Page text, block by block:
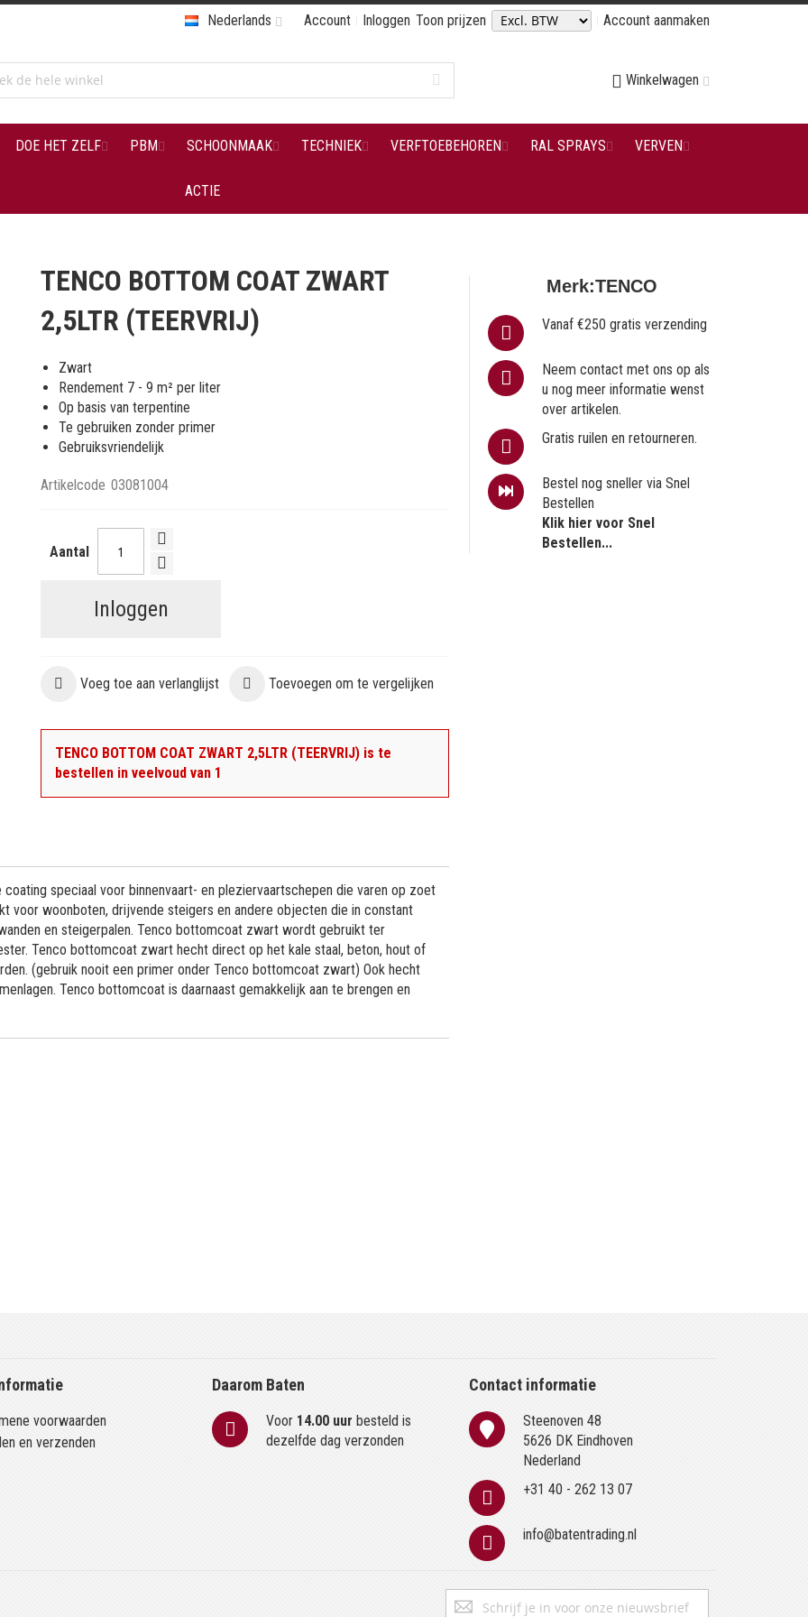
Account Inloggen Toon prijzen Account aanmaken
Nederlands
Winkelwagen
DOE HET ZELF PBM SCHOONMAAK TECHNIEK VERFTOEBEHOREN RAL SPRAYS VERVEN
ACTIE
TENCO BOTTOM COAT ZWART
2,5LTR (TEERVRIJ)
Zwart
Rendement 7 - 9 m² per liter
Op basis van terpentine
Te gebruiken zonder primer
Gebruiksvriendelijk
Artikelcode 03081004
Aantal
Inloggen
Voeg toe aan verlanglijst Toevoegen om te vergelijken
TENCO BOTTOM COAT ZWART 2,5LTR (TEERVRIJ) is te
bestellen in veelvoud van 1
Merk:TENCO
Vanaf €250 gratis verzending
Neem contact met ons op als
u nog meer informatie wenst
over artikelen.
Gratis ruilen en retourneren.
Bestel nog sneller via Snel
Bestellen
Klik hier voor Snel
Bestellen...
speciaal voor binnenvaart- en pleziervaartschepen die varen op zoet
voor woonboten, drijvende steigers en andere objecten die in constant
en steigerpalen. Tenco bottomcoat zwart wordt gebruikt ter
Tenco bottomcoat zwart hecht direct op het kale staal, beton, hout of
(gebruik nooit een primer onder Tenco bottomcoat zwart) Ook hecht
Tenco bottomcoat is daarnaast gemakkelijk aan te brengen en
voorwaarden
en verzenden
Daarom Baten
Voor 14.00 uur besteld is
dezelfde dag verzonden
Contact informatie
Steenoven 48
5626 DK Eindhoven
Nederland
+31 40 - 262 13 07
info@batentrading.nl
Abonneer